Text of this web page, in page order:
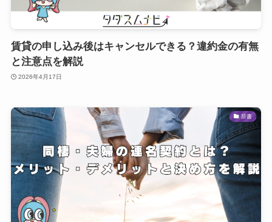
賃貸の申し込み後はキャンセルできる？違約金の有無
と注意点を解説
2026年4月17日
辞書